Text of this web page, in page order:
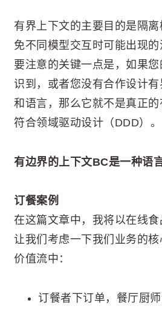
有界上下文的主要目的是隔
免不同模型交互时可能出现
要注意的关键一点是，如果
识到，或者您没有合作设计
和语言，那么它就不是真正
符合领域驱动设计（DDD）。
有边界的上下文BC是一种语
订餐案例
在这篇文章中，我将以在线食
让我们考虑一下我们业务的
价值流中：
订餐者下订单，餐厅厨